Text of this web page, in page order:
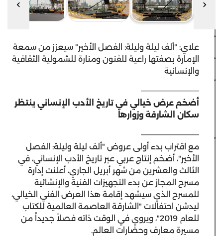
علاي: "ألف ليلة وليلة: الفصل الأخير" سيعزز من سمعة
الإمارة بصفتها راعية للفنون ومنارة للشمولية الثقافية
والإنسانية
أضخم عرض خيالي في تاريخ الأدب الإنساني ينتظر
سكان الشارقة وزوارها
مع اقتراب بدء أولى عروض "ألف ليلة وليلة: الفصل
الأخير"، أضخم إنتاج عربي عبر تاريخ الأدب الإنساني، في
الثالث والعشرين من شهر أبريل الجاري، أعلنت إدارة
مسرح المجاز عن بدء التجهيزات الفنية والإنشائية
للمسرح الذي سيشهد إقامة هذا العرض الفني الخيالي،
ليدشن احتفالات "الشارقة العاصمة العالمية للكتاب
للعام 2019"، ويروي في الوقت ذاته فصلاً جديداً من
مسيرة معارف وحضارات العالم.